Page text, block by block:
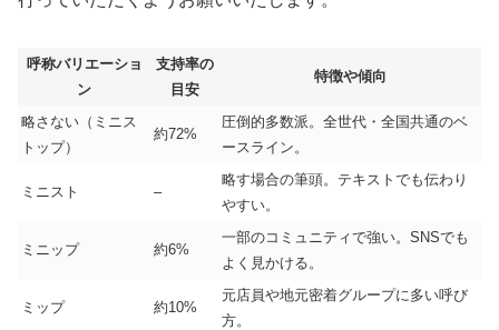
呼称バリエーショ
ン
支持率の
目安
特徴や傾向
略さない（ミニス
トップ）
約72%
圧倒的多数派。全世代・全国共通のベ
ースライン。
ミニスト –
略す場合の筆頭。テキストでも伝わり
やすい。
ミニップ 約6%
一部のコミュニティで強い。SNSでも
よく見かける。
ミップ 約10%
元店員や地元密着グループに多い呼び
方。